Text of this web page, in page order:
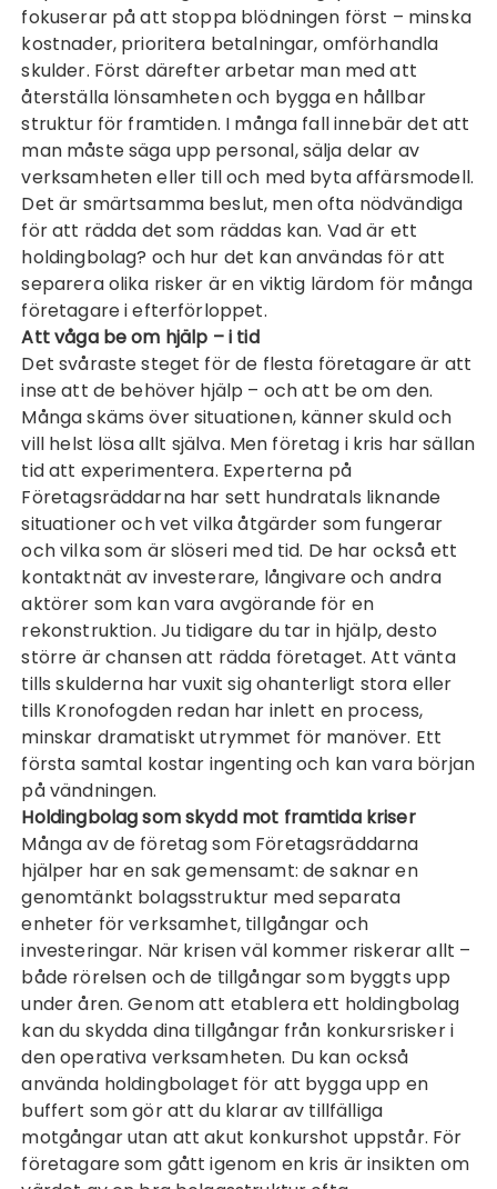
fokuserar på att stoppa blödningen först – minska
kostnader, prioritera betalningar, omförhandla
skulder. Först därefter arbetar man med att
återställa lönsamheten och bygga en hållbar
struktur för framtiden. I många fall innebär det att
man måste säga upp personal, sälja delar av
verksamheten eller till och med byta affärsmodell.
Det är smärtsamma beslut, men ofta nödvändiga
för att rädda det som räddas kan. Vad är ett
holdingbolag? och hur det kan användas för att
separera olika risker är en viktig lärdom för många
företagare i efterförloppet.
Att våga be om hjälp – i tid
Det svåraste steget för de flesta företagare är att
inse att de behöver hjälp – och att be om den.
Många skäms över situationen, känner skuld och
vill helst lösa allt själva. Men företag i kris har sällan
tid att experimentera. Experterna på
Företagsräddarna har sett hundratals liknande
situationer och vet vilka åtgärder som fungerar
och vilka som är slöseri med tid. De har också ett
kontaktnät av investerare, långivare och andra
aktörer som kan vara avgörande för en
rekonstruktion. Ju tidigare du tar in hjälp, desto
större är chansen att rädda företaget. Att vänta
tills skulderna har vuxit sig ohanterligt stora eller
tills Kronofogden redan har inlett en process,
minskar dramatiskt utrymmet för manöver. Ett
första samtal kostar ingenting och kan vara början
på vändningen.
Holdingbolag som skydd mot framtida kriser
Många av de företag som Företagsräddarna
hjälper har en sak gemensamt: de saknar en
genomtänkt bolagsstruktur med separata
enheter för verksamhet, tillgångar och
investeringar. När krisen väl kommer riskerar allt –
både rörelsen och de tillgångar som byggts upp
under åren. Genom att etablera ett holdingbolag
kan du skydda dina tillgångar från konkursrisker i
den operativa verksamheten. Du kan också
använda holdingbolaget för att bygga upp en
buffert som gör att du klarar av tillfälliga
motgångar utan att akut konkurshot uppstår. För
företagare som gått igenom en kris är insikten om